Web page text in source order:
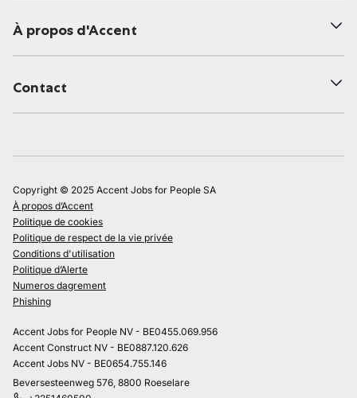
À propos d'Accent
Contact
Copyright © 2025 Accent Jobs for People SA
À propos d’Accent
Politique de cookies
Politique de respect de la vie privée
Conditions d'utilisation
Politique d’Alerte
Numeros dagrement
Phishing
Accent Jobs for People NV - BE0455.069.956
Accent Construct NV - BE0887.120.626
Accent Jobs NV - BE0654.755.146
Beversesteenweg 576, 8800 Roeselare